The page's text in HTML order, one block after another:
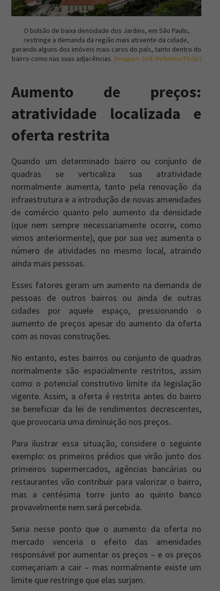
O bolsão de baixa densidade dos Jardins, em São Paulo,
restringe a demanda da região mais atraente da cidade,
gerando alguns dos imóveis mais caros do país, tanto dentro do
bairro como nas suas adjacências. (Imagem: Dirk Hofmann/Flickr)
Aumento de preços:
atratividade localizada e
oferta restrita
Quando um determinado bairro ou conjunto de
quadras se verticaliza sua atratividade
normalmente aumenta, tanto pela renovação da
infraestrutura e a introdução de novas amenidades
de comércio quanto pelo aumento da densidade
(que nem sempre necessariamente ocorre, como
vimos anteriormente), que por sua vez aumenta o
número de atividades no mesmo local, atraindo
ainda mais pessoas.
Esses fatores geram um aumento na demanda de
pessoas de outros bairros ou ainda de outras
cidades por aquele espaço, pressionando o
aumento de preços apesar do aumento da oferta
com as novas construções.
No entanto, estes bairros ou conjunto de quadras
normalmente são espacialmente restritos, assim
como o potencial construtivo limite da legislação
vigente. Assim, a oferta é restrita antes do bairro
se beneficiar da lei de rendimentos decrescentes,
que provocaria uma diminuição nos preços.
Para ilustrar essa situação, considere o seguinte
exemplo: os primeiros prédios que virão junto dos
primeiros supermercados, agências bancárias ou
restaurantes vão contribuir para valorizar o bairro,
mas a centésima torre junto ao quinto banco
provavelmente nem será percebida.
Seria nesse ponto que o aumento da oferta no
mercado venceria o efeito das amenidades
responsável por aumentar os preços – e os preços
começariam a cair – mas normalmente existe um
limite que restringe que elas surjam.